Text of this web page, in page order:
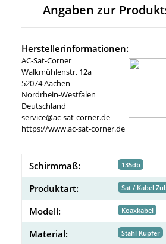
Angaben zur
Herstellerinformationen:
AC-Sat-Corner
Walkmühlenstr. 12a
52074 Aachen
Nordrhein-Westfalen
Deutschland
service@ac-sat-corner.de
https://www.ac-sat-corner.de
Schirmmaß: 135db
Produktart: Sat / Kabel
Modell: Koaxkabel
Material: Stahl Kupfer